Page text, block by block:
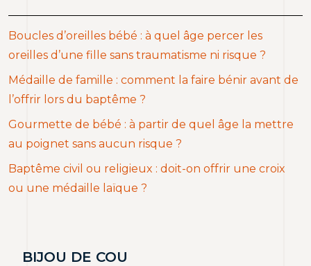
Boucles d’oreilles bébé : à quel âge percer les
oreilles d’une fille sans traumatisme ni risque ?
Médaille de famille : comment la faire bénir avant de
l’offrir lors du baptême ?
Gourmette de bébé : à partir de quel âge la mettre
au poignet sans aucun risque ?
Baptême civil ou religieux : doit-on offrir une croix
ou une médaille laïque ?
BIJOU DE COU